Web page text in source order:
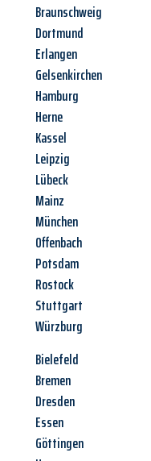
Braunschweig
Dortmund
Erlangen
Gelsenkirchen
Hamburg
Herne
Kassel
Leipzig
Lübeck
Mainz
München
Offenbach
Potsdam
Rostock
Stuttgart
Würzburg
Bielefeld
Bremen
Dresden
Essen
Göttingen